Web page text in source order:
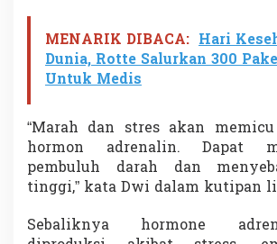
MENARIK DIBACA: Hari
Dunia, Rotte Salurkan 300
Untuk Medis
“Marah dan stres akan
hormon adrenalin. Dapat
pembuluh darah dan
tinggi,” kata Dwi dalam kutipan
Sebaliknya hormone